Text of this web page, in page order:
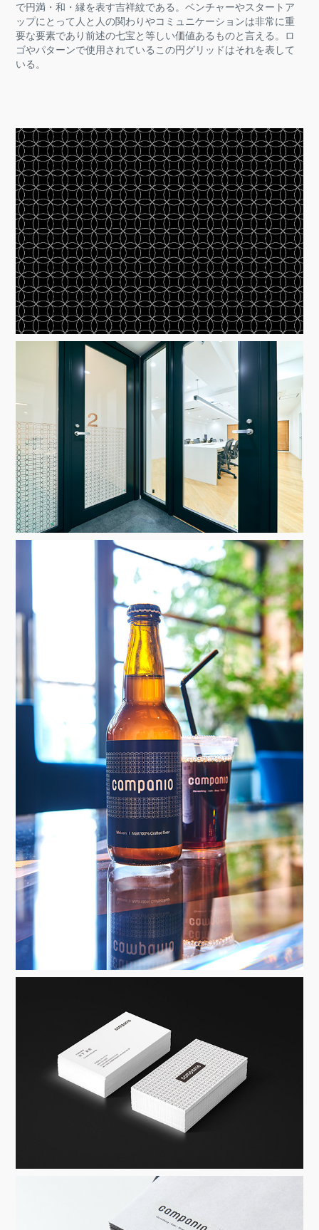
で円満・和・縁を表す吉祥紋である。ベンチャーやスタートア
ップにとって人と人の関わりやコミュニケーションは非常に重
要な要素であり前述の七宝と等しい価値あるものと言える。ロ
ゴやパターンで使用されているこの円グリッドはそれを表して
いる。